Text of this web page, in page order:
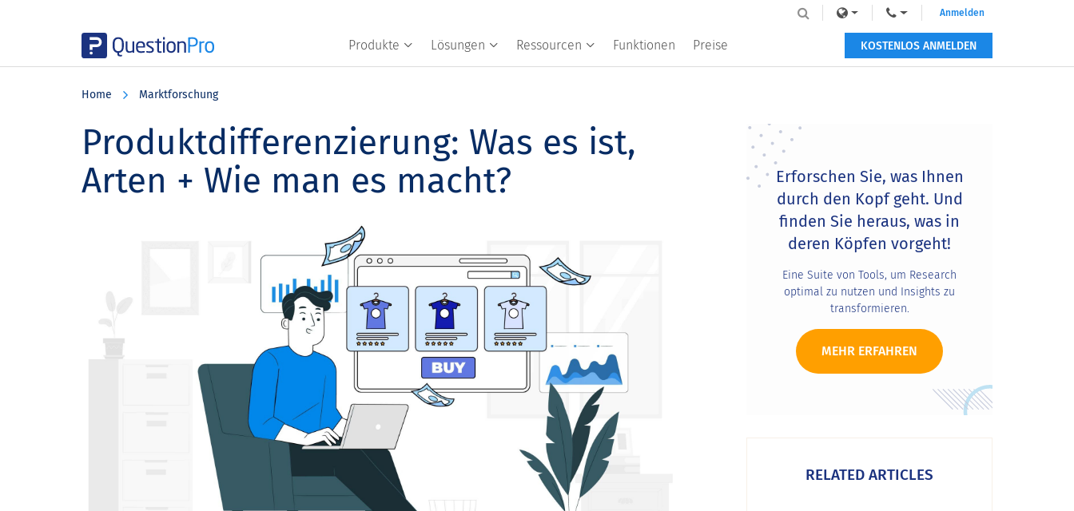
Produkte Lösungen Ressourcen Funktionen Preise
Anmelden
KOSTENLOS ANMELDEN
Home Marktforschung
Produktdifferenzierung: Was es ist,
Arten + Wie man es macht?
Primary
Sidebar
Erforschen Sie, was Ihnen
durch den Kopf geht. Und
finden Sie heraus, was in
deren Köpfen vorgeht!
Eine Suite von Tools, um Research
optimal zu nutzen und Insights zu
transformieren.
MEHR ERFAHREN
RELATED ARTICLES